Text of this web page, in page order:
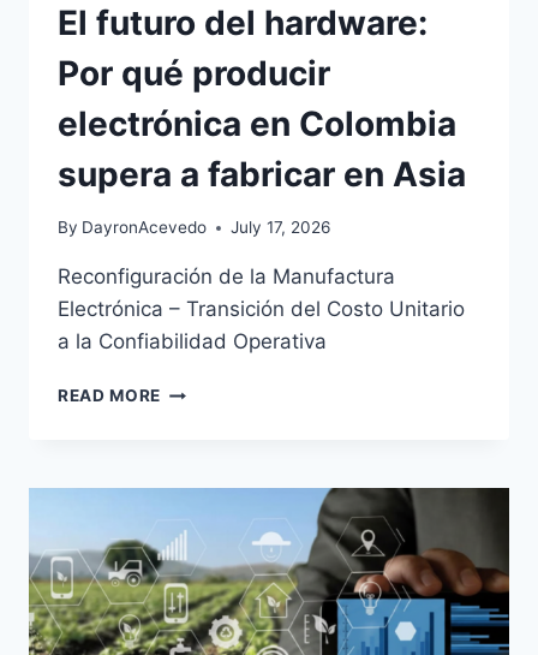
El futuro del hardware:
Por qué producir
electrónica en Colombia
supera a fabricar en Asia
By DayronAcevedo July 17, 2026
Reconfiguración de la Manufactura
Electrónica – Transición del Costo Unitario
a la Confiabilidad Operativa
READ MORE